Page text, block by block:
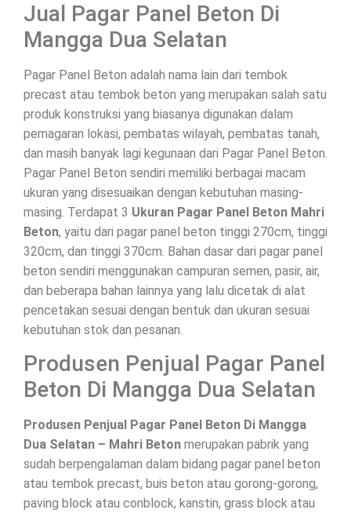
Jual Pagar Panel Beton Di
Mangga Dua Selatan
Pagar Panel Beton adalah nama lain dari tembok
precast atau tembok beton yang merupakan salah satu
produk konstruksi yang biasanya digunakan dalam
pemagaran lokasi, pembatas wilayah, pembatas tanah,
dan masih banyak lagi kegunaan dari Pagar Panel Beton.
Pagar Panel Beton sendiri memiliki berbagai macam
ukuran yang disesuaikan dengan kebutuhan masing-
masing. Terdapat 3 Ukuran Pagar Panel Beton Mahri
Beton, yaitu dari pagar panel beton tinggi 270cm, tinggi
320cm, dan tinggi 370cm. Bahan dasar dari pagar panel
beton sendiri menggunakan campuran semen, pasir, air,
dan beberapa bahan lainnya yang lalu dicetak di alat
pencetakan sesuai dengan bentuk dan ukuran sesuai
kebutuhan stok dan pesanan.
Produsen Penjual Pagar Panel
Beton Di Mangga Dua Selatan
Produsen Penjual Pagar Panel Beton Di Mangga
Dua Selatan – Mahri Beton merupakan pabrik yang
sudah berpengalaman dalam bidang pagar panel beton
atau tembok precast, buis beton atau gorong-gorong,
paving block atau conblock, kanstin, grass block atau